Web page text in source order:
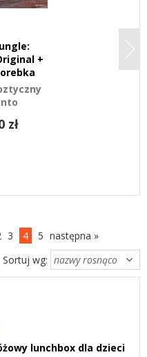
+
zł
Natural
zestaw 2
3 4 5 następna »
Sortuj wg:
lunchbox dla dzieci